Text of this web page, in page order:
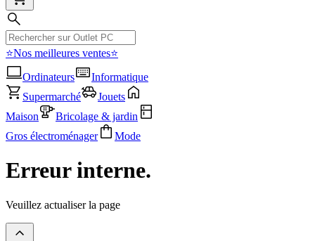
⭐Nos meilleures ventes⭐
Ordinateurs
Informatique
Supermarché
Jouets
Maison
Bricolage & jardin
Gros électroménager
Mode
Erreur interne.
Veuillez actualiser la page